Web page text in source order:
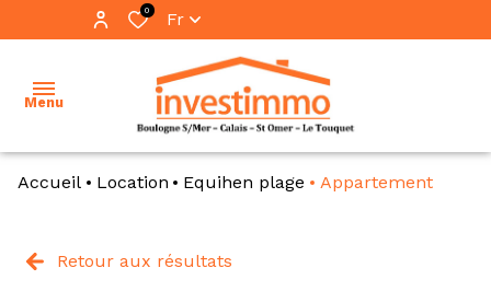
0 Fr
Menu
ventes
vente
Accueil Location Equihen plage Appartement
Retour aux résultats